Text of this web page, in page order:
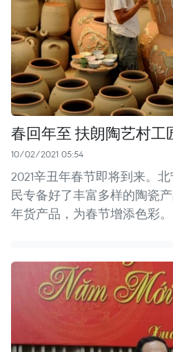
春回年至 扶朗陶艺村工
10/02/2021 05:54
2021辛丑年春节即将到来。
民专备好了丰富多样的陶瓷
年货产品，为春节增添色彩。